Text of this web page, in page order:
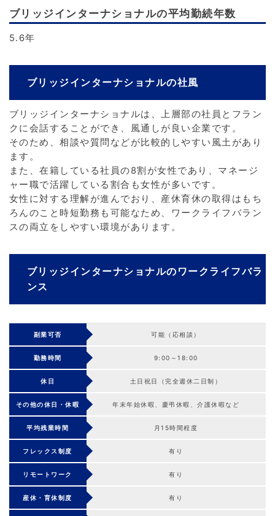
ブリッジインターナショナルの平均勤続年数
5.6年
ブリッジインターナショナルの社風
ブリッジインターナショナルは、上層部の社員とフラン
クに会話することができ、風通しが良い企業です。
そのため、相談や質問などが比較的しやすい風土があり
ます。
また、在籍している社員の8割が女性であり、マネージ
ャー職で活躍している割合も女性が多いです。
女性に対する理解が進んでおり、産休育休の取得はもち
ろんのこと時短勤務も可能なため、ワークライフバラン
スの両立をしやすい環境があります。
ブリッジインターナショナルのワークライフバラ
ンス
副業可否 可能（応相談）
勤務時間 9:00～18:00
休日 土日祝日（完全週休二日制）
その他の休日・休暇 年末年始休暇、慶弔休暇、介護休暇など
平均残業時間 月15時間程度
フレックス制度 有り
リモートワーク 有り
産休・育休制度 有り